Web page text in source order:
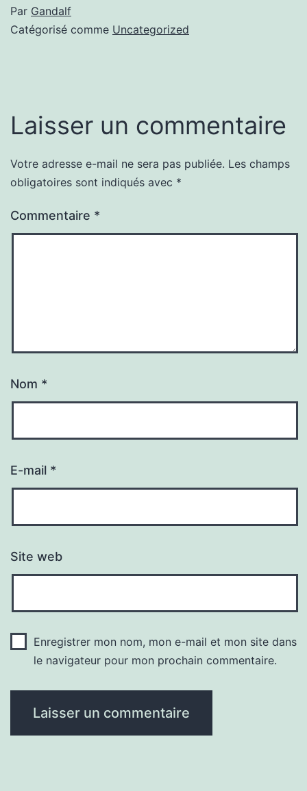
Par Gandalf
Catégorisé comme Uncategorized
Laisser un commentaire
Votre adresse e-mail ne sera pas publiée. Les champs
obligatoires sont indiqués avec *
Commentaire *
Nom *
E-mail *
Site web
Enregistrer mon nom, mon e-mail et mon site dans
le navigateur pour mon prochain commentaire.